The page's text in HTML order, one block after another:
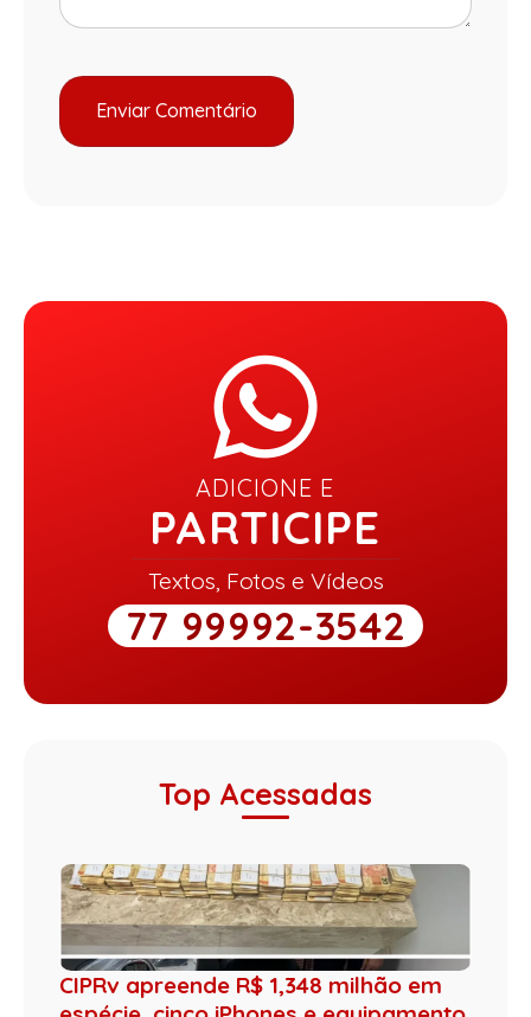
ADICIONE E
PARTICIPE
Textos, Fotos e Vídeos
77 99992-3542
Top Acessadas
CIPRv apreende R$ 1,348 milhão em